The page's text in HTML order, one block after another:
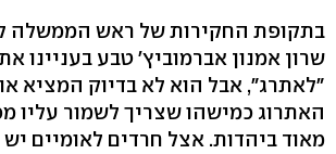
בתקופת החקירות של ראש הממשלה
שרון אמנון אברמוביץ' טבע בעניינו
"לאתרג", אבל הוא לא בדיוק המציא
האתרוג כמישהו שצריך לשמור עליו
מאוד ביהדות. אצל חרדים לאומיים